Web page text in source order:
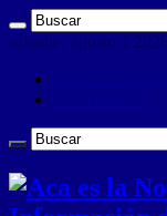
sábado , agosto 1 2026